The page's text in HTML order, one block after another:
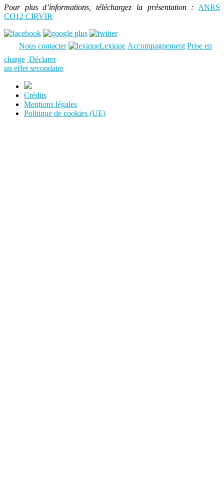
Pour plus d’informations, téléchargez la présentation :
ANRS
CO12 CIRVIR
Nous contacter Lexique Accompagnement Prise en
charge Déclarer
un effet secondaire
Crédits
Mentions légales
Politique de cookies (UE)